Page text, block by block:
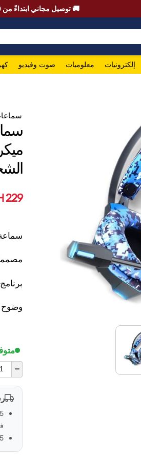
🚚 توصيل مجاني ابتداءً من 1200 DH ✨
إلكترونيات معلوميات صوت وفيديو
229 DH
سماعة
مصممة
وضوح
–
35 درهم